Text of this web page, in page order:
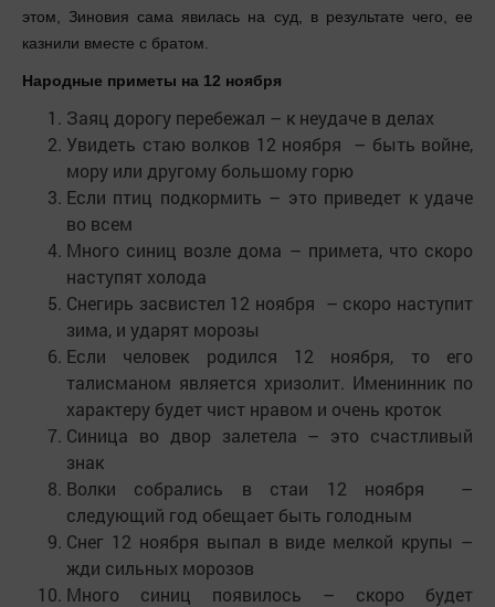
этом, Зиновия сама явилась на суд, в результате чего, ее
казнили вместе с братом.
Народные приметы на 12 ноября
Заяц дорогу перебежал – к неудаче в делах
Увидеть стаю волков 12 ноября – быть войне,
мору или другому большому горю
Если птиц подкормить – это приведет к удаче
во всем
Много синиц возле дома – примета, что скоро
наступят холода
Снегирь засвистел 12 ноября – скоро наступит
зима, и ударят морозы
Если человек родился 12 ноября, то его
талисманом является хризолит. Именинник по
характеру будет чист нравом и очень кроток
Синица во двор залетела – это счастливый
знак
Волки собрались в стаи 12 ноября –
следующий год обещает быть голодным
Снег 12 ноября выпал в виде мелкой крупы –
жди сильных морозов
Много синиц появилось – скоро будет